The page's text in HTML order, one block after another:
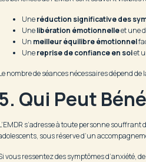
Uneréduction significative des
Unelibération émotionnelleet une
Un meilleur équilibre émotionnel
Unereprise de confiance en soiet
nombre de séances nécessaires dépend
5. Qui Peut
s’adresse à toute personne
sous réserve d’un
vous ressentez des symptômes d’anxiété,